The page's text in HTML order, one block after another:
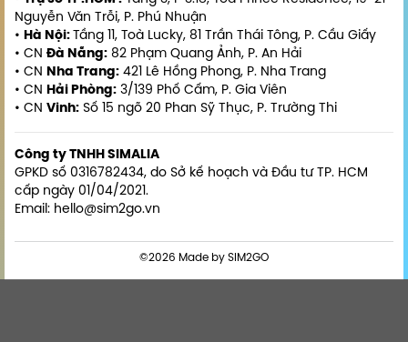
Nguyễn Văn Trỗi, P. Phú Nhuận
• Hà Nội: Tầng 11, Toà Lucky, 81 Trần Thái Tông, P. Cầu Giấy
• CN Đà Nẵng: 82 Phạm Quang Ảnh, P. An Hải
• CN Nha Trang: 421 Lê Hồng Phong, P. Nha Trang
• CN Hải Phòng: 3/139 Phố Cấm, P. Gia Viên
• CN Vinh: Số 15 ngõ 20 Phan Sỹ Thục, P. Trường Thi
Công ty TNHH SIMALIA
GPKD số 0316782434, do Sở kế hoạch và Đầu tư TP. HCM
cấp ngày 01/04/2021.
Email: hello@sim2go.vn
©2026 Made by SIM2GO